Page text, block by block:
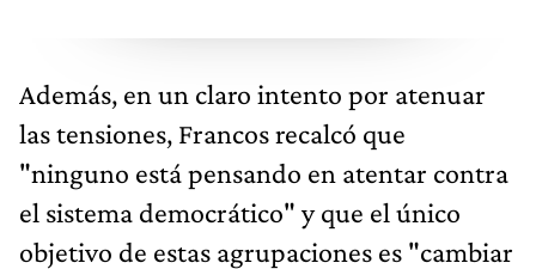
Además, en un claro intento por atenuar
las tensiones, Francos recalcó que
"ninguno está pensando en atentar contra
el sistema democrático" y que el único
objetivo de estas agrupaciones es "cambiar